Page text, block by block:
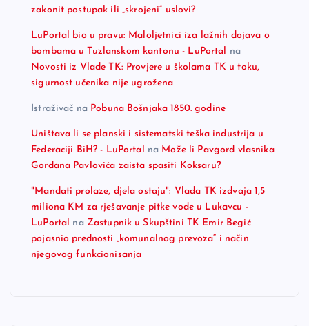
zakonit postupak ili „skrojeni“ uslovi?
LuPortal bio u pravu: Maloljetnici iza lažnih dojava o
bombama u Tuzlanskom kantonu - LuPortal na
Novosti iz Vlade TK: Provjere u školama TK u toku,
sigurnost učenika nije ugrožena
Istraživač na Pobuna Bošnjaka 1850. godine
Uništava li se planski i sistematski teška industrija u
Federaciji BiH? - LuPortal na Može li Pavgord vlasnika
Gordana Pavlovića zaista spasiti Koksaru?
"Mandati prolaze, djela ostaju": Vlada TK izdvaja 1,5
miliona KM za rješavanje pitke vode u Lukavcu -
LuPortal na Zastupnik u Skupštini TK Emir Begić
pojasnio prednosti „komunalnog prevoza“ i način
njegovog funkcionisanja